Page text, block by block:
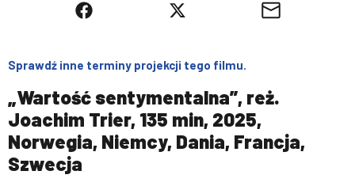
Sprawdź inne terminy projekcji tego filmu.
„Wartość sentymentalna”, reż.
Joachim Trier, 135 min, 2025,
Norwegia, Niemcy, Dania, Francja,
Szwecja